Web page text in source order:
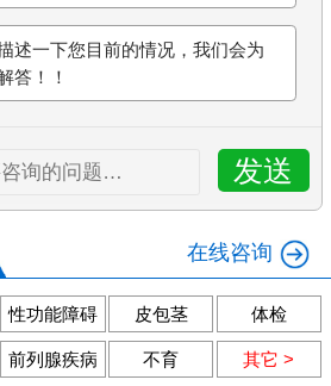
述一下您目前的情况，我们会为
答！！
发送
在线咨询
性功能障碍 皮包茎 体检
前列腺疾病 不育 其它 >